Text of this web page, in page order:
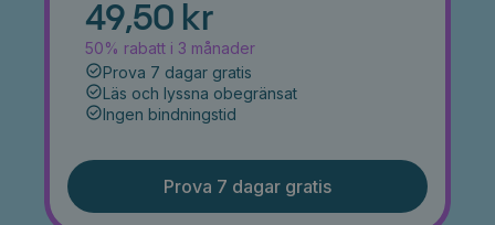
49,50 kr
50% rabatt i 3 månader
Prova 7 dagar gratis
Läs och lyssna obegränsat
Ingen bindningstid
Prova 7 dagar gratis